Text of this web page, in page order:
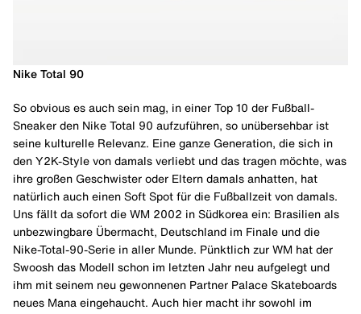
Nike Total 90
So obvious es auch sein mag, in einer Top 10 der Fußball-
Sneaker den Nike Total 90 aufzuführen, so unübersehbar ist
seine kulturelle Relevanz. Eine ganze Generation, die sich in
den Y2K-Style von damals verliebt und das tragen möchte, was
ihre großen Geschwister oder Eltern damals anhatten, hat
natürlich auch einen Soft Spot für die Fußballzeit von damals.
Uns fällt da sofort die WM 2002 in Südkorea ein: Brasilien als
unbezwingbare Übermacht, Deutschland im Finale und die
Nike-Total-90-Serie in aller Munde. Pünktlich zur WM hat der
Swoosh das Modell schon im letzten Jahr neu aufgelegt und
ihm mit seinem neu gewonnenen Partner Palace Skateboards
neues Mana eingehaucht. Auch hier macht ihr sowohl im